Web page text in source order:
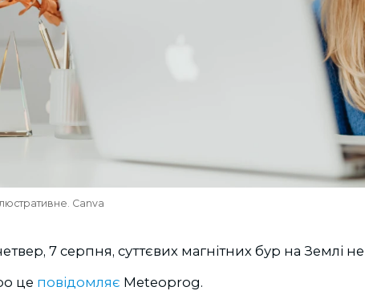
Canva
7 серпня, суттєвих магнітних бур на Землі не
це повідомляє Meteoprog.